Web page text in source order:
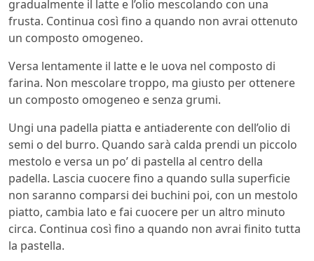
gradualmente il latte e l’olio mescolando con una
frusta. Continua così fino a quando non avrai ottenuto
un composto omogeneo.
Versa lentamente il latte e le uova nel composto di
farina. Non mescolare troppo, ma giusto per ottenere
un composto omogeneo e senza grumi.
Ungi una padella piatta e antiaderente con dell’olio di
semi o del burro. Quando sarà calda prendi un piccolo
mestolo e versa un po’ di pastella al centro della
padella. Lascia cuocere fino a quando sulla superficie
non saranno comparsi dei buchini poi, con un mestolo
piatto, cambia lato e fai cuocere per un altro minuto
circa. Continua così fino a quando non avrai finito tutta
la pastella.